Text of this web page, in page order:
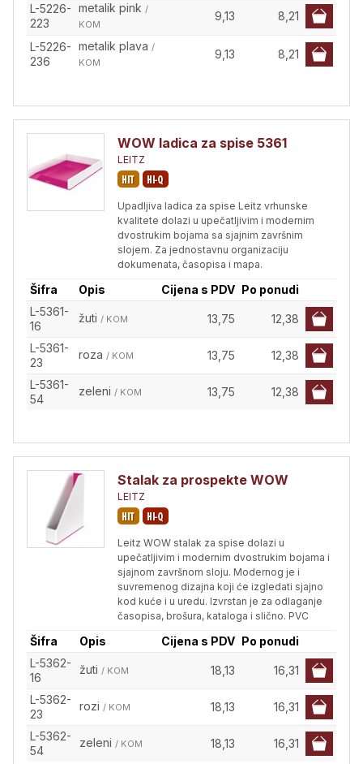
L-5226-
223
metalik pink /
KOM
9,13 8,21
L-5226-
236
metalik plava /
KOM
9,13 8,21
WOW ladica za spise 5361
LEITZ
Upadljiva ladica za spise Leitz vrhunske
kvalitete dolazi u upečatljivim i modernim
dvostrukim bojama sa sjajnim završnim
slojem. Za jednostavnu organizaciju
dokumenata, časopisa i mapa.
Šifra Opis Cijena s PDV Po ponudi
L-5361-
16
žuti / KOM 13,75 12,38
L-5361-
23
roza / KOM 13,75 12,38
L-5361-
54
zeleni / KOM 13,75 12,38
Stalak za prospekte WOW
LEITZ
Leitz WOW stalak za spise dolazi u
upečatljivim i modernim dvostrukim bojama i
sjajnom završnom sloju. Modernog je i
suvremenog dizajna koji će izgledati sjajno
kod kuće i u uredu. Izvrstan je za odlaganje
časopisa, brošura, kataloga i slično. PVC
Šifra Opis Cijena s PDV Po ponudi
L-5362-
16
žuti / KOM 18,13 16,31
L-5362-
23
rozi / KOM 18,13 16,31
L-5362-
54
zeleni / KOM 18,13 16,31